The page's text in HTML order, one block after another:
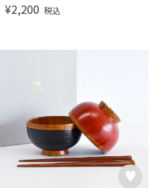
¥2,200 税込